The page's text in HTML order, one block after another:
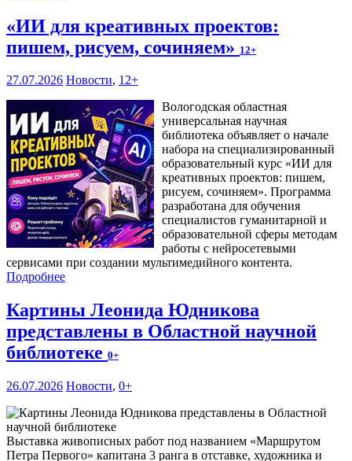
«ИИ для креативных проектов:
пишем, рисуем, сочиняем» 12+
27.07.2026 Новости, 12+
Вологодская областная
универсальная научная
библиотека объявляет о начале
набора на специализированный
образовательный курс «ИИ для
креативных проектов: пишем,
рисуем, сочиняем». Программа
разработана для обучения
специалистов гуманитарной и
образовательной сферы методам
работы с нейросетевыми
сервисами при создании мультимедийного контента.
Подробнее
Картины Леонида Юдникова
представлены в Областной научной
библиотеке 0+
26.07.2026 Новости, 0+
Выставка живописных работ под названием «Маршрутом
Петра Первого» капитана 3 ранга в отставке, художника и